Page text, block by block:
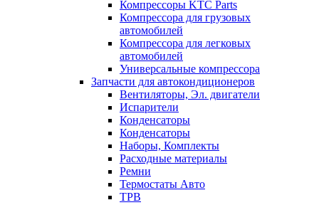
Компрессоры KTC Parts
Компрессора для грузовых
автомобилей
Компрессора для легковых
автомобилей
Универсальные компрессора
Запчасти для автокондиционеров
Вентиляторы, Эл. двигатели
Испарители
Конденсаторы
Конденсаторы
Наборы, Комплекты
Расходные материалы
Ремни
Термостаты Авто
ТРВ